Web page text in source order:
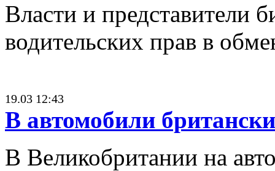
Власти и представители
водительских прав в
19.03 12:43
В автомобили
В Великобритании на